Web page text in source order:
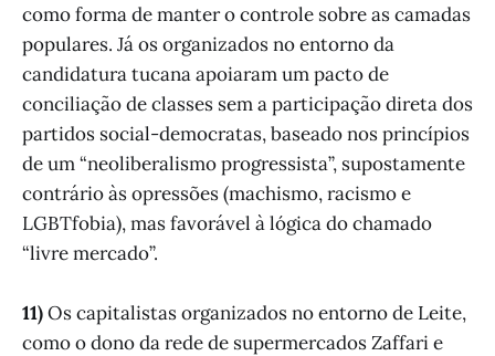
como forma de manter o controle sobre as camadas
populares. Já os organizados no entorno da
candidatura tucana apoiaram um pacto de
conciliação de classes sem a participação direta dos
partidos social-democratas, baseado nos princípios
de um “neoliberalismo progressista”, supostamente
contrário às opressões (machismo, racismo e
LGBTfobia), mas favorável à lógica do chamado
“livre mercado”.
11)Os capitalistas organizados no entorno de Leite,
como o dono da rede de supermercados Zaffari e